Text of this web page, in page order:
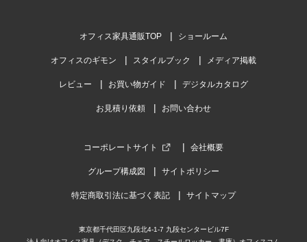
オフィス家具通販TOP ショールーム
オフィスのギモン スタイルブック メディア掲載
レビュー お買い物ガイド デジタルカタログ
お見積り依頼 お問い合わせ
コーポレートサイト 会社概要
グループ構成図 サイトポリシー
特定商取引法に基づく表記 サイトマップ
東京都千代田区九段北4-1-7 九段センタービル7F